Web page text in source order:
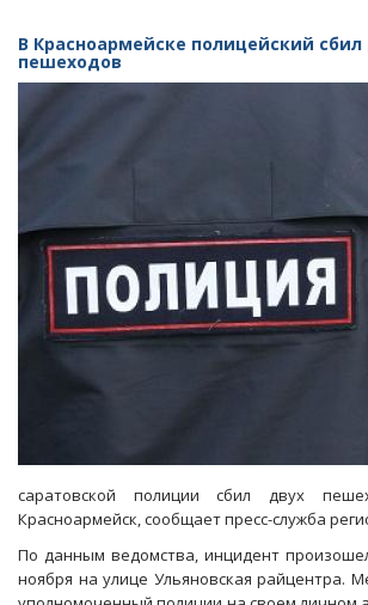
дорожной
компании
будут
В Красноармейске полицейский
пешеходов
саратовской полиции сбил двух
Красноармейск, сообщает пресс-служба
По данным ведомства, инцидент
ноября на улице Ульяновская райцентра.